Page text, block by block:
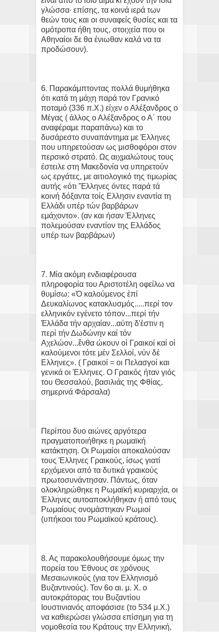
γλώσσα∙ επίσης, τα κοινά ιερά των
θεών τους και οι συναφείς θυσίες και τα
ομότροπα ήθη τους, στοιχεία που οι
Αθηναίοι δε θα ένιωθαν καλά να τα
προδώσουν).
6. Παρακάμπτοντας πολλά θυμήθηκα
ότι κατά τη μάχη παρά τον Γρανικό
ποταμό (336 π.Χ.) είχεν ο Αλέξανδρος ο
Μέγας ( άλλος ο Αλέξανδρος ο Α΄ που
αναφέραμε παραπάνω) και το
δυσάρεστο συναπάντημα με Έλληνες
που υπηρετούσαν ως μισθοφόροι στον
περσικό στρατό. Ως αιχμαλώτους τους
έστειλε στη Μακεδονία να υπηρετούν
ως εργάτες, με αιτιολογικό της τιμωρίας
αυτής «ότι Ἕλληνες όντες παρά τά
κοινή δόξαντα τοίς Ελλησιν εναντία τη
Ελλάδι υπέρ τών βαρβάρων
εμάχοντο». (αν και ήσαν Έλληνες
πολεμούσαν εναντίον της Ελλάδος
υπέρ των βαρβάρων)
7. Μία ακόμη ενδιαφέρουσα
πληροφορία του Αριστοτέλη οφείλω να
θυμίσω: «Ὁ καλούμενος ἐπί
Δευκαλίωνος κατακλυσμός.....περί τον
ελληνικόν εγένετο τόπον...περί τήν
Ἑλλάδα τήν αρχαίαν...αύτη δ'ἐστιν η
περί τήν Δωδώνην καί τόν
Αχελώον...ἔνθα ώκουν οἱ Γραικοί καί οἱ
καλούμενοι τότε μέν Σελλοί, νύν δέ
Ελληνες». ( Γραικοί = οι Πελασγοί και
γενικά οι Έλληνες. Ο Γραικός ήταν γιός
του Θεσσαλού, βασιλιάς της Φθίας,
σημερινά Φάρσαλα)
Περίπου δυο αιώνες αργότερα
πραγματοποιήθηκε η ρωμαϊκή
κατάκτηση. Οι Ρωμαίοι αποκαλούσαν
τους Έλληνες Γραικούς, ίσως γιατί
ερχόμενοι από τα δυτικά γραικούς
πρωτοσυνάντησαν. Πάντως, όταν
ολοκληρώθηκε η Ρωμαϊκή κυριαρχία, οι
Έλληνες αυτοαποκλήθηκαν ή από τους
Ρωμαίους ονομάστηκαν Ρωμιοί
(υπήκοοι του Ρωμαϊκού κράτους).
8. Ας παρακολουθήσουμε όμως την
πορεία του Έθνους σε χρόνους
Μεσαιωνικούς (για τον Ελληνισμό
Βυζαντινούς). Τον 6ο αι. μ. Χ. ο
αυτοκράτορας του Βυζαντίου
Ιουστινιανός αποφάσισε (το 534 μ.Χ.)
να καθιερώσει γλώσσα επίσημη για τη
νομοθεσία του Κράτους την Ελληνική,